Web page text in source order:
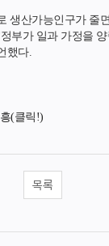
생산가능인구가 줄
부가 일과 가정을
했다.
(클릭!)
목록